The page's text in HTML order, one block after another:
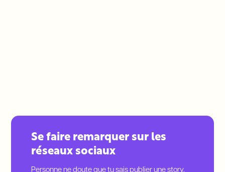
Se faire remarquer sur les
réseaux sociaux
Personne ne doute que tu sais publier une story.